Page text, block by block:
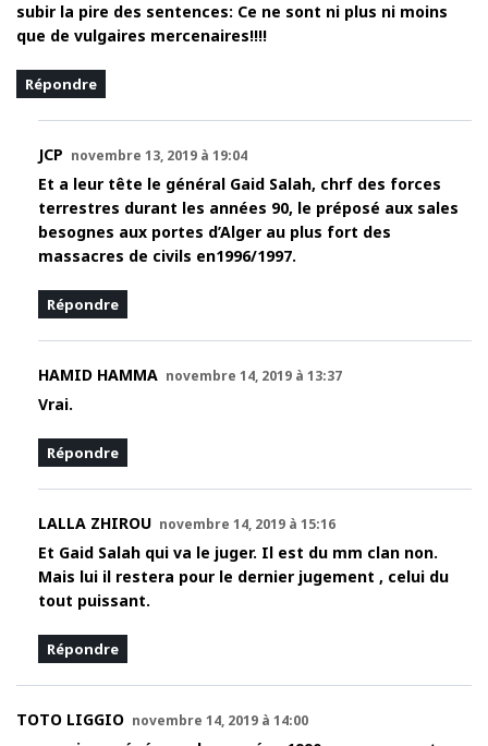
subir la pire des sentences: Ce ne sont ni plus ni moins
que de vulgaires mercenaires!!!!
Répondre
JCP novembre 13, 2019 à 19:04
Et a leur tête le général Gaid Salah, chrf des forces
terrestres durant les années 90, le préposé aux sales
besognes aux portes d’Alger au plus fort des
massacres de civils en1996/1997.
Répondre
HAMID HAMMA novembre 14, 2019 à 13:37
Vrai.
Répondre
LALLA ZHIROU novembre 14, 2019 à 15:16
Et Gaid Salah qui va le juger. Il est du mm clan non.
Mais lui il restera pour le dernier jugement , celui du
tout puissant.
Répondre
TOTO LIGGIO novembre 14, 2019 à 14:00